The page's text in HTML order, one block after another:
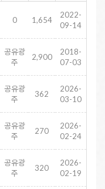
0 1,654
2022-
09-14
공유광
주
2,900
2018-
07-03
공유광
주
362
2026-
03-10
공유광
주
270
2026-
02-24
공유광
주
320
2026-
02-19